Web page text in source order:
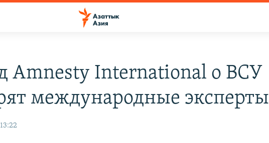
Amnesty International о ВСУ
международные эксперты